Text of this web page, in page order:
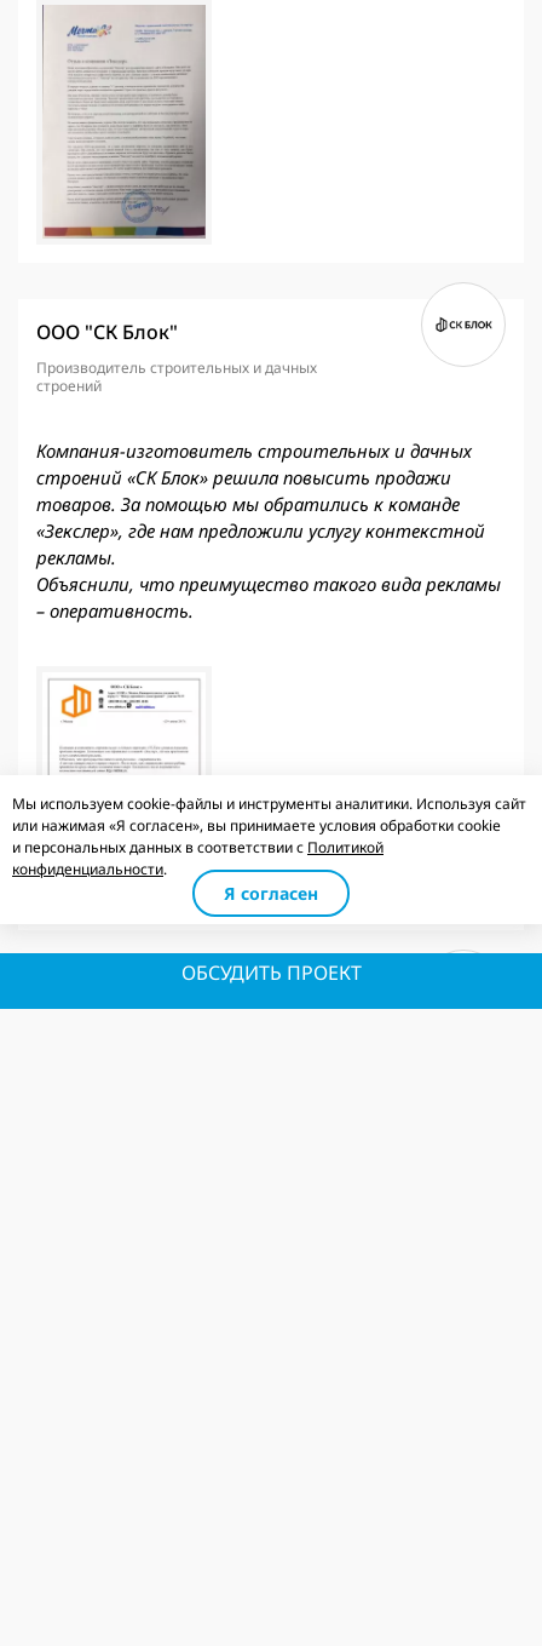
ООО "СК Блок"
Производитель строительных и дачных
строений
Компания-изготовитель строительных и дачных
строений «СК Блок» решила повысить продажи
товаров. За помощью мы обратились к команде
«Зекслер», где нам предложили услугу контекстной
рекламы.
Объяснили, что преимущество такого вида рекламы
– оперативность.
ОБСУДИТЬ ПРОЕКТ
Мы используем cookie-файлы и инструменты аналитики. Используя сайт
или нажимая «Я согласен», вы принимаете условия обработки cookie
и персональных данных в соответствии с Политикой
конфиденциальности.
Я согласен